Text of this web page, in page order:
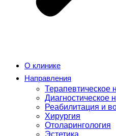
О клинике
Направления
Терапевтическое
Диагностическое
Реабилитация и
Хирургия
Отоларингология
Эстетика